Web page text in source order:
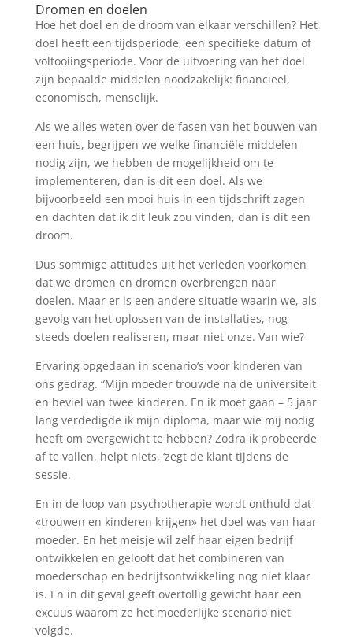
Dromen en doelen
Hoe het doel en de droom van elkaar verschillen? Het
doel heeft een tijdsperiode, een specifieke datum of
voltooiingsperiode. Voor de uitvoering van het doel
zijn bepaalde middelen noodzakelijk: financieel,
economisch, menselijk.
Als we alles weten over de fasen van het bouwen van
een huis, begrijpen we welke financiële middelen
nodig zijn, we hebben de mogelijkheid om te
implementeren, dan is dit een doel. Als we
bijvoorbeeld een mooi huis in een tijdschrift zagen
en dachten dat ik dit leuk zou vinden, dan is dit een
droom.
Dus sommige attitudes uit het verleden voorkomen
dat we dromen en dromen overbrengen naar
doelen. Maar er is een andere situatie waarin we, als
gevolg van het oplossen van de installaties, nog
steeds doelen realiseren, maar niet onze. Van wie?
Ervaring opgedaan in scenario’s voor kinderen van
ons gedrag. “Mijn moeder trouwde na de universiteit
en beviel van twee kinderen. En ik moet gaan – 5 jaar
lang verdedigde ik mijn diploma, maar wie mij nodig
heeft om overgewicht te hebben? Zodra ik probeerde
af te vallen, helpt niets, ‘zegt de klant tijdens de
sessie.
En in de loop van psychotherapie wordt onthuld dat
«trouwen en kinderen krijgen» het doel was van haar
moeder. En het meisje wil zelf haar eigen bedrijf
ontwikkelen en gelooft dat het combineren van
moederschap en bedrijfsontwikkeling nog niet klaar
is. En in dit geval geeft overtollig gewicht haar een
excuus waarom ze het moederlijke scenario niet
volgde.